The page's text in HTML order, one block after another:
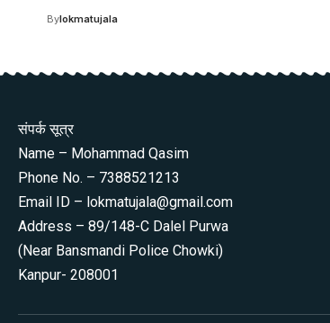
Bylokmatujala
संपर्क सूत्र
Name – Mohammad Qasim
Phone No. – 7388521213
Email ID – lokmatujala@gmail.com
Address – 89/148-C Dalel Purwa
(Near Bansmandi Police Chowki)
Kanpur- 208001